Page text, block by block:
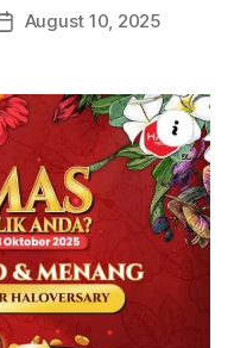
PostAugust 10, 2025